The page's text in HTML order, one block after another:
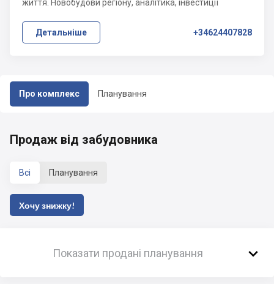
Про комплекс Планування
життя. Новобудови регіону, аналітика, інвестиції
Детальніше +34624407828
Продаж від забудовника
Всі Планування
Хочу знижку!
Показати продані планування 